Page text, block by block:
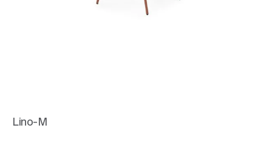
Lino-M